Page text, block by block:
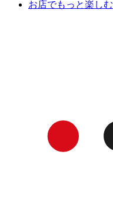
お店でもっと楽しむ